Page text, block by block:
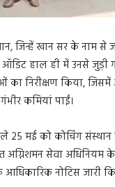
जिन्हें खान सर के नाम से
ऑडिट हाल ही में उनसे
का निरीक्षण किया,
कमियां पाईं।
मई को कोचिंग
सेवा अधिनियम
नोटिस जारी